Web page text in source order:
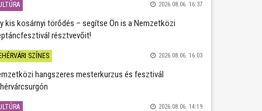
2026.08.06. 16:37
kis kosárnyi törődés – segítse Ön is a Nemzetközi
résztvevőit!
SZÍNES 2026.08.06. 16:03
hangszeres mesterkurzus és fesztivál
2026.08.06. 14:19